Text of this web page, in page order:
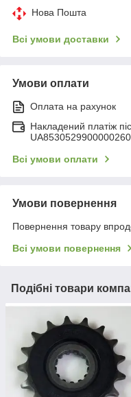
Нова Пошта
Всі умови доставки
Умови оплати
Оплата на рахунок
Накладений платіж
Всі умови оплати
Умови повернення
Повернення товару
Всі умови повернення
Подібні товари